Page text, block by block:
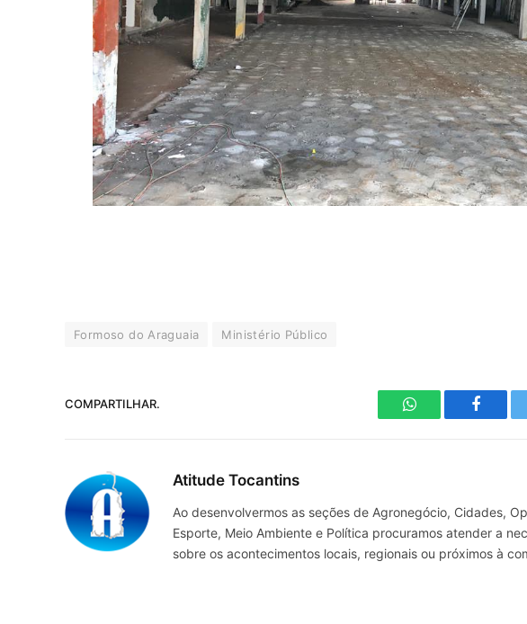
Formoso do Araguaia Ministério Público
COMPARTILHAR.
WhatsApp
Atitude Tocantins
Ao desenvolvermos as seções de Agronegócio, Cidades,
Esporte, Meio Ambiente e Política procuramos atender a
sobre os acontecimentos locais, regionais ou próximos à